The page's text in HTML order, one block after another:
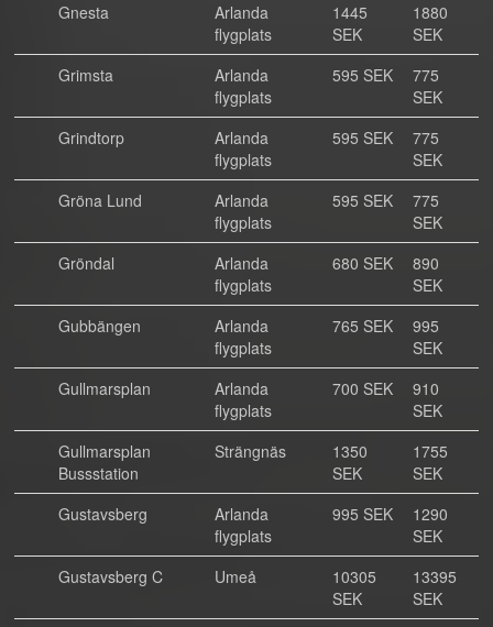
Gnesta
Arlanda
flygplats
1445
SEK
1880
SEK
Grimsta
Arlanda
flygplats
595 SEK
775
SEK
Grindtorp
Arlanda
flygplats
595 SEK
775
SEK
Gröna Lund
Arlanda
flygplats
595 SEK
775
SEK
Gröndal
Arlanda
flygplats
680 SEK
890
SEK
Gubbängen
Arlanda
flygplats
765 SEK
995
SEK
Gullmarsplan
Arlanda
flygplats
700 SEK
910
SEK
Gullmarsplan
Bussstation
Strängnäs
1350
SEK
1755
SEK
Gustavsberg
Arlanda
flygplats
995 SEK
1290
SEK
Gustavsberg C
Umeå
10305
SEK
13395
SEK